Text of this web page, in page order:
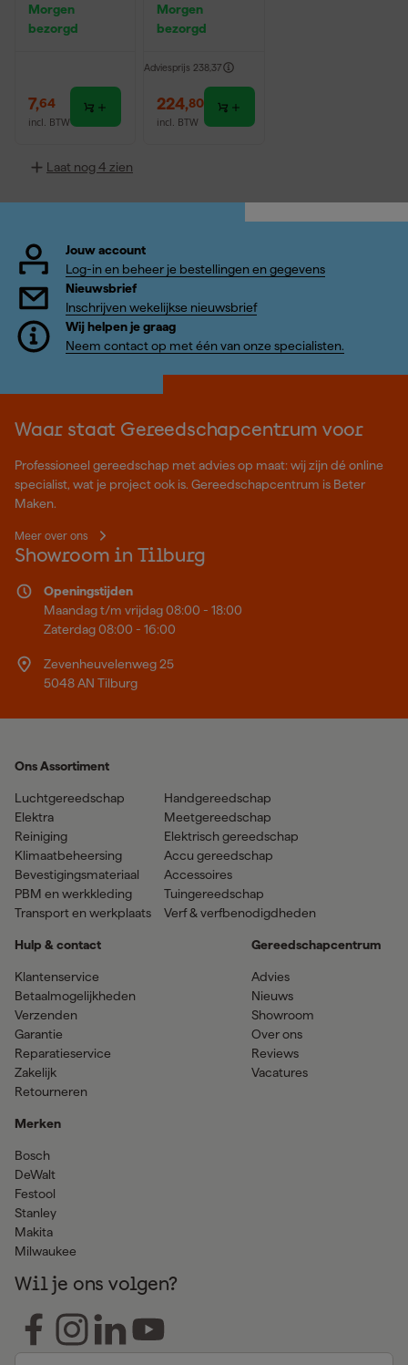
Morgen
bezorgd
7,64
incl. BTW
toprollen en
bakje
Morgen
bezorgd
Adviesprijs 238,37
224,80
incl. BTW
Laat nog 4 zien
Jouw account
Log-in en beheer je bestellingen en gegevens
Nieuwsbrief
Inschrijven wekelijkse nieuwsbrief
Wij helpen je graag
Neem contact op met één van onze specialisten.
Waar staat Gereedschapcentrum voor
Professioneel gereedschap met advies op maat: wij zijn dé online
specialist, wat je project ook is. Gereedschapcentrum is Beter
Maken.
Meer over ons
Showroom in Tilburg
Openingstijden
Maandag t/m vrijdag 08:00 - 18:00
Zaterdag 08:00 - 16:00
Zevenheuvelenweg 25
5048 AN Tilburg
Ons Assortiment
Luchtgereedschap
Elektra
Reiniging
Klimaatbeheersing
Bevestigingsmateriaal
PBM en werkkleding
Transport en werkplaats
Handgereedschap
Meetgereedschap
Elektrisch gereedschap
Accu gereedschap
Accessoires
Tuingereedschap
Verf & verfbenodigdheden
Hulp & contact
Klantenservice
Betaalmogelijkheden
Verzenden
Garantie
Reparatieservice
Zakelijk
Retourneren
Merken
Bosch
DeWalt
Festool
Stanley
Makita
Milwaukee
Gereedschapcentrum
Advies
Nieuws
Showroom
Over ons
Reviews
Vacatures
Wil je ons volgen?